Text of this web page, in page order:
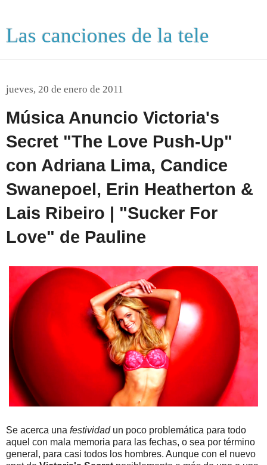
Las canciones de la tele
jueves, 20 de enero de 2011
Música Anuncio Victoria's
Secret "The Love Push-Up"
con Adriana Lima, Candice
Swanepoel, Erin Heatherton &
Lais Ribeiro | "Sucker For
Love" de Pauline
Se acerca una festividadun poco problemática para todo
aquel con mala memoria para las fechas, o sea por término
general, para casi todos los hombres. Aunque con el nuevo